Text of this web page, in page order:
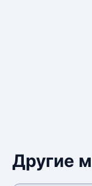
Другие